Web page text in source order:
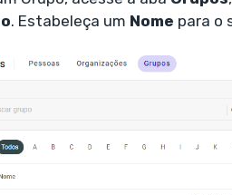
. Estabeleça um Nome para o